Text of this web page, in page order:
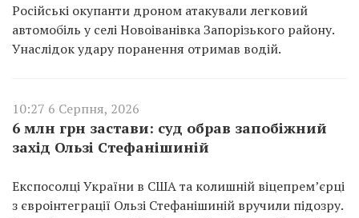
Російські окупанти дроном атакували легковий
автомобіль у селі Новоіванівка Запорізького району.
Унаслідок удару поранення отримав водій.
10:27 6 Серпня, 2026
6 млн грн застави: суд обрав запобіжний
захід Ользі Стефанішиній
Експосолці України в США та колишній віцепремʼєрці
з євроінтеграції Ользі Стефанішиній вручили підозру.